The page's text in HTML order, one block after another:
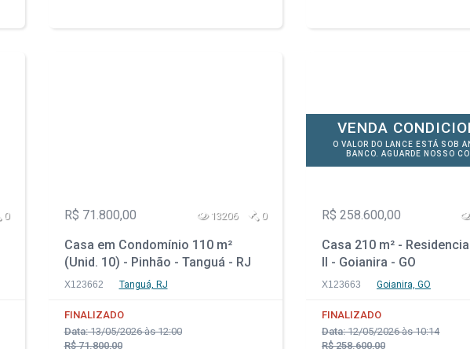
0 R$ 71.800,00 13206 0
Casa em Condomínio 110 m²
(Unid. 10) - Pinhão - Tanguá - RJ
X123662 Tanguá, RJ
FINALIZADO
Data:13/05/2026 às 12:00
R$ 71.800,00
VENDA
O VALOR DO LANCE ESTÁ SOB
BANCO. AGUARDE NOSSO
R$ 258.600,00
Casa 210 m² -
II - Goianira - GO
X123663 Goianira, GO
FINALIZADO
Data:12/05/2026 às 10:14
R$ 258.600,00